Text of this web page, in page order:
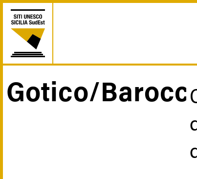
Salta
contenuto
principale
Briciole
Gotico/